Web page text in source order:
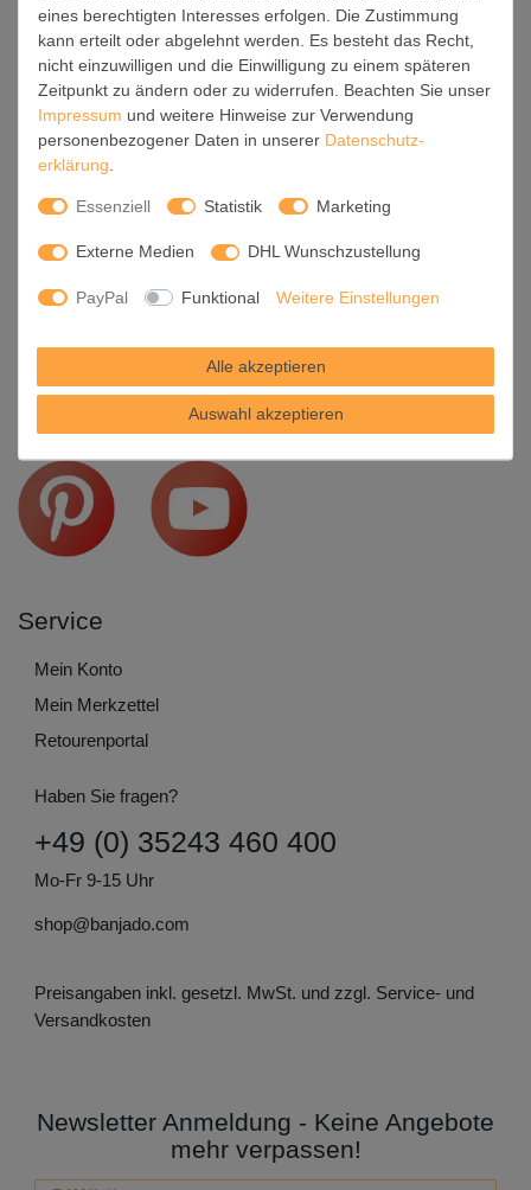
Widerrufs­recht
Warenkorb
Unternehmen
Kontakt
Daten­schutz­erklärung
Barrierefreiheit
Werde Teil unserer Community
Service
Mein Konto
Mein Merkzettel
Retourenportal
Haben Sie fragen?
+49 (0) 35243 460 400
Mo-Fr 9-15 Uhr
shop@banjado.com
Preisangaben inkl. gesetzl. MwSt. und zzgl. Service- und
Versandkosten
Newsletter Anmeldung - Keine Angebote
mehr verpassen!
eines berechtigten Interesses erfolgen. Die Zustimmung
kann erteilt oder abgelehnt werden. Es besteht das Recht,
nicht einzuwilligen und die Einwilligung zu einem späteren
Zeitpunkt zu ändern oder zu widerrufen. Beachten Sie unser
Impressum und weitere Hinweise zur Verwendung
personenbezogener Daten in unserer Daten­schutz­
erklärung
Essenziell Statistik Marketing
Externe Medien DHL Wunschzustellung
PayPal Funktional Weitere Einstellungen
Alle akzeptieren
Auswahl akzeptieren